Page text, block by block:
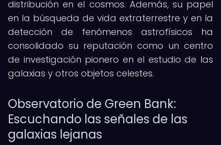
distribución en el cosmos. Además, su papel
en la búsqueda de vida extraterrestre y en la
detección de fenómenos astrofísicos ha
consolidado su reputación como un centro
de investigación pionero en el estudio de las
galaxias y otros objetos celestes.
Observatorio de Green Bank:
Escuchando las señales de las
galaxias lejanas